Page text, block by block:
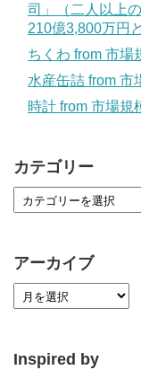
司」（二人以上
210億3,800万円
ちくわ from 市場
水産缶詰 from 市
時計 from 市場規
カテゴリー
アーカイブ
Inspired by